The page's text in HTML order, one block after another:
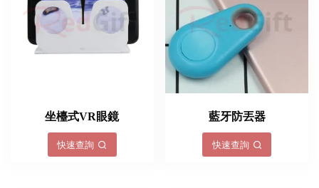
坐檯式VR眼鏡
快速查詢
藍牙防丟器
快速查詢